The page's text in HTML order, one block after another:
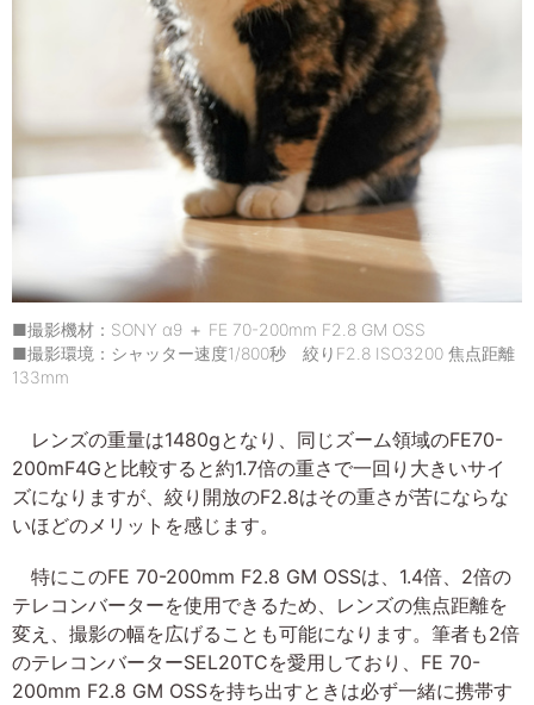
■撮影機材：SONY α9 ＋ FE 70-200mm F2.8 GM OSS
■撮影環境：シャッター速度1/800秒 絞りF2.8 ISO3200 焦点距離
133mm
レンズの重量は1480gとなり、同じズーム領域のFE70-
200mF4Gと比較すると約1.7倍の重さで一回り大きいサイ
ズになりますが、絞り開放のF2.8はその重さが苦にならな
いほどのメリットを感じます。
特にこのFE 70-200mm F2.8 GM OSSは、1.4倍、2倍の
テレコンバーターを使用できるため、レンズの焦点距離を
変え、撮影の幅を広げることも可能になります。筆者も2倍
のテレコンバーターSEL20TCを愛用しており、FE 70-
200mm F2.8 GM OSSを持ち出すときは必ず一緒に携帯す